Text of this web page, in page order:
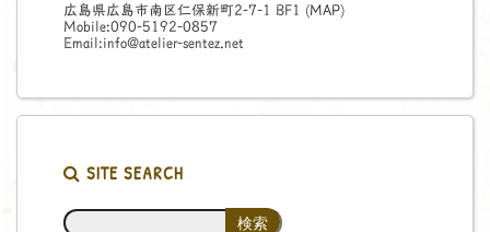
広島県広島市南区仁保新町2-7-1 BF1 (MAP)
Mobile:090-5192-0857
Email:info@atelier-sentez.net
SITE SEARCH